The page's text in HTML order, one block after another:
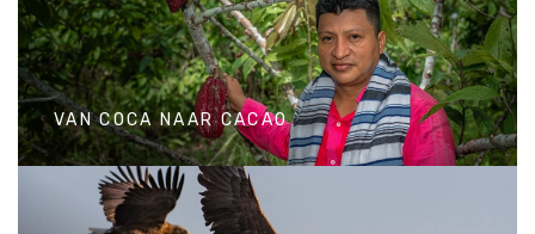
SHOPPING
VAN COCA NAAR CACAO
VAN COCA NAAR CACAO